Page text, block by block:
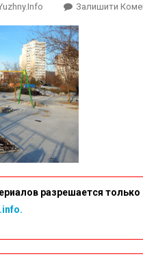
Залишити
разрешается